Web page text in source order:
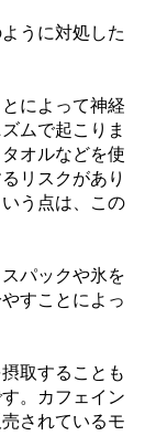
うに対処した
によって神経
ムで起こりま
オルなどを使
リスクがあり
う点は、この
パックや氷を
すことによっ
取することも
。カフェイン
されているモ